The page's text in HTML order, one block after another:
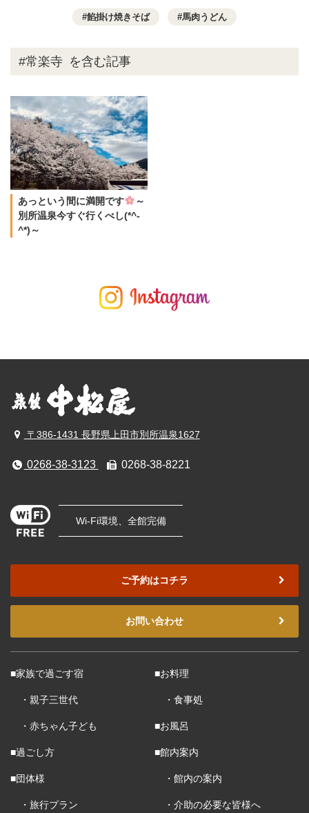
餡掛け焼きそば 馬肉うどん
#常楽寺 を含む記事
あっという間に満開です
～
別所温泉今すぐ行くべし(*^-
^*)～
〒386-1431 長野県上田市別所温泉1627
0268-38-3123 0268-38-8221
Wi-Fi環境、全館完備
ご予約はコチラ
お問い合わせ
■家族で過ごす宿
・親子三世代
・赤ちゃん子ども
■過ごし方
■団体様
・旅行プラン
■お料理
・食事処
■お風呂
■館内案内
・館内の案内
・介助の必要な皆様へ